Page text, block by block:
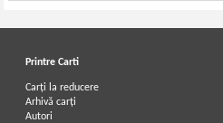
Printre Carti
Carți la reducere
Arhivă carți
Autori